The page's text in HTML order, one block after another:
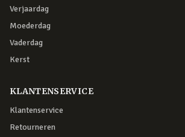
Verjaardag
Moederdag
Vaderdag
Kerst
KLANTENSERVICE
Klantenservice
Retourneren